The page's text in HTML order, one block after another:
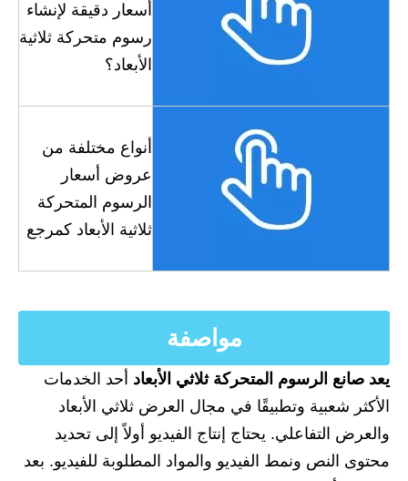
أسعار دقيقة لإنشاء
رسوم متحركة ثلاثية
الأبعاد؟
أنواع مختلفة من
عروض أسعار
الرسوم المتحركة
ثلاثية الأبعاد كمرجع
مواصفة
يعد صانع الرسوم المتحركة ثلاثي الأبعاد أحد الخدمات
الأكثر شعبية وتطبيقًا في مجال العرض ثلاثي الأبعاد
والعرض التفاعلي. يحتاج إنتاج الفيديو أولاً إلى تحديد
محتوى النص ونمط الفيديو والمواد المطلوبة للفيديو. بعد